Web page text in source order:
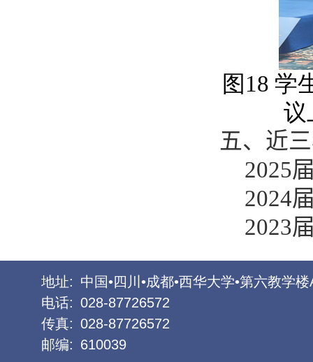
图 18 学
议
五、近
2025
2024
2023
地址: 中国•四川•成都•西华大学•第六教学楼
电话: 028-87726572
传真: 028-87726572
邮编: 610039